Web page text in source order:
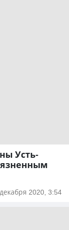
Усть-
2020, 3:54